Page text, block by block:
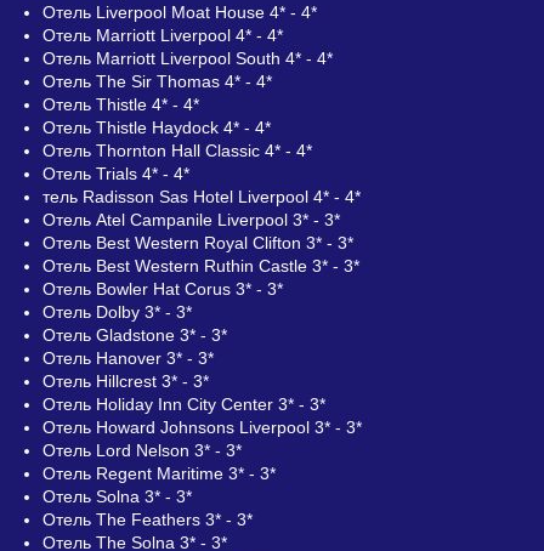
Отель Liverpool Moat House 4* - 4*
Отель Marriott Liverpool 4* - 4*
Отель Marriott Liverpool South 4* - 4*
Отель The Sir Thomas 4* - 4*
Отель Thistle 4* - 4*
Отель Thistle Haydock 4* - 4*
Отель Thornton Hall Classic 4* - 4*
Отель Trials 4* - 4*
тель Radisson Sas Hotel Liverpool 4* - 4*
Отель Atel Campanile Liverpool 3* - 3*
Отель Best Western Royal Clifton 3* - 3*
Отель Best Western Ruthin Castle 3* - 3*
Отель Bowler Hat Corus 3* - 3*
Отель Dolby 3* - 3*
Отель Gladstone 3* - 3*
Отель Hanover 3* - 3*
Отель Hillcrest 3* - 3*
Отель Holiday Inn City Center 3* - 3*
Отель Howard Johnsons Liverpool 3* - 3*
Отель Lord Nelson 3* - 3*
Отель Regent Maritime 3* - 3*
Отель Solna 3* - 3*
Отель The Feathers 3* - 3*
Отель The Solna 3* - 3*